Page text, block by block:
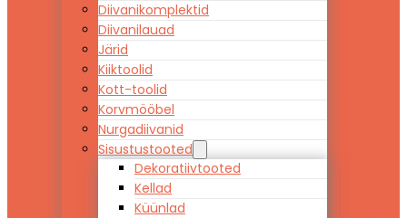
Diivanikomplektid
Diivanilauad
Järid
Kiiktoolid
Kott-toolid
Korvmööbel
Nurgadiivanid
Sisustustooted
Dekoratiivtooted
Kellad
Küünlad